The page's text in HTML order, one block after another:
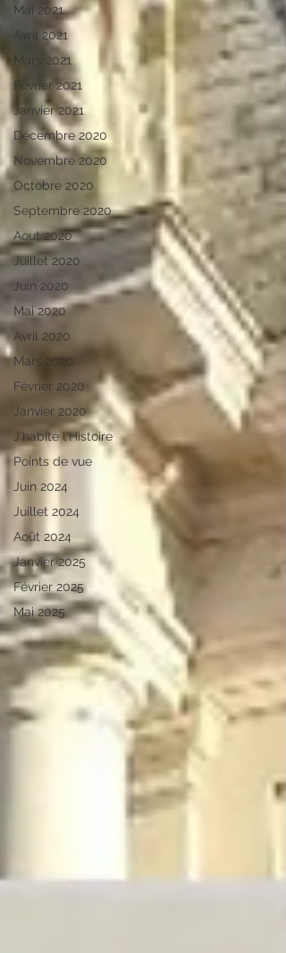
Mai 2021
Avril 2021
Mars 2021
Février 2021
Janvier 2021
Décembre 2020
Novembre 2020
Octobre 2020
Septembre 2020
Aout 2020
Juillet 2020
Juin 2020
Mai 2020
Avril 2020
Mars 2020
Février 2020
Janvier 2020
J'habite l'Histoire
Points de vue
Juin 2024
Juillet 2024
Août 2024
Janvier 2025
Février 2025
Mai 2025